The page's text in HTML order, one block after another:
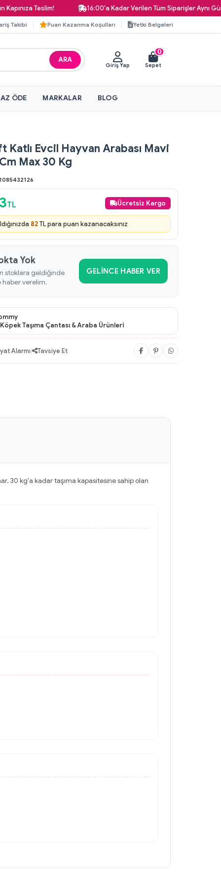
Teslim! 16:00'a Kadar Verilen Tüm Siparişler Aynı Gün
Takibi Puan Kazanma Koşulları Yetki Belgeleri
ARA
Giriş Yap
0
Sepet
ÖDE MARKALAR BLOG
Katlı Evcil Hayvan Arabası Mavi
Max 30 Kg
TL Ücretsiz Kargo
82TL para puan kazanacaksınız
Yok
stoklara geldiğinde
haber verelim.
GELINCE HABER VER
Köpek Taşıma Çantası & Araba Ürünleri
Alarmı| Tavsiye Et
30 kg'a kadar taşıma kapasitesine sahip olan